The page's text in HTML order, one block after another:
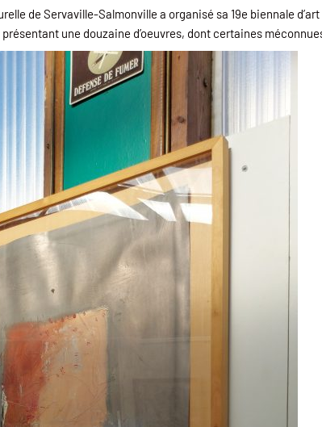
de Servaville-Salmonville a organisé sa 19e biennale
une douzaine d’oeuvres, dont certaines